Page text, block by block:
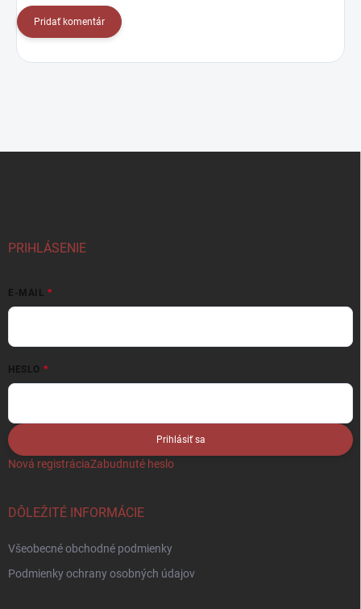
Pridať komentár
PRIHLÁSENIE
E-MAIL
HESLO
Prihlásiť sa
Nová registráciaZabudnuté heslo
DÔLEŽITÉ INFORMÁCIE
Všeobecné obchodné podmienky
Podmienky ochrany osobných údajov